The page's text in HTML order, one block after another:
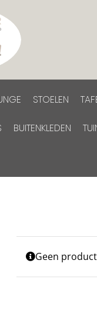
STOELEN
BUITENKLEDEN
Geen